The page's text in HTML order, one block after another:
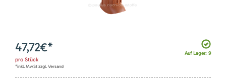
Auf Lager: 9
47,72€*
pro Stück
*inkl. MwSt zzgl. Versand